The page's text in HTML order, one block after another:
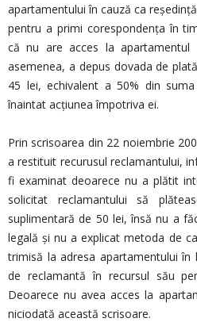
apartamentului în cauză ca
pentru a primi corespondența în
că nu are acces la
asemenea, a depus dovada de
45 lei, echivalent a 50% din
înaintat acțiunea împotriva ei.
Prin scrisoarea din 22 noiembrie
a restituit recurusul reclamantului,
fi examinat deoarece nu a plătit
solicitat reclamantului să
suplimentară de 50 lei, însă nu a
legală și nu a explicat metoda de
trimisă la adresa apartamentului în
de reclamantă în recursul său
Deoarece nu avea acces la
niciodată această scrisoare.